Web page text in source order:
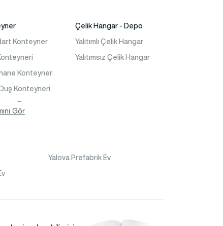
Konteyner
Konteyner
Konteyneri
Gör
Çelik Hangar - Depo
Yalıtımlı Çelik Hangar
Yalıtımsız Çelik Hangar
Yalova Prefabrik Ev